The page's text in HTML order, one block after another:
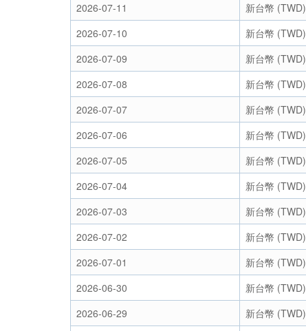
2026-07-11
新台幣 (TWD)
2026-07-10
新台幣 (TWD)
2026-07-09
新台幣 (TWD)
2026-07-08
新台幣 (TWD)
2026-07-07
新台幣 (TWD)
2026-07-06
新台幣 (TWD)
2026-07-05
新台幣 (TWD)
2026-07-04
新台幣 (TWD)
2026-07-03
新台幣 (TWD)
2026-07-02
新台幣 (TWD)
2026-07-01
新台幣 (TWD)
2026-06-30
新台幣 (TWD)
2026-06-29
新台幣 (TWD)